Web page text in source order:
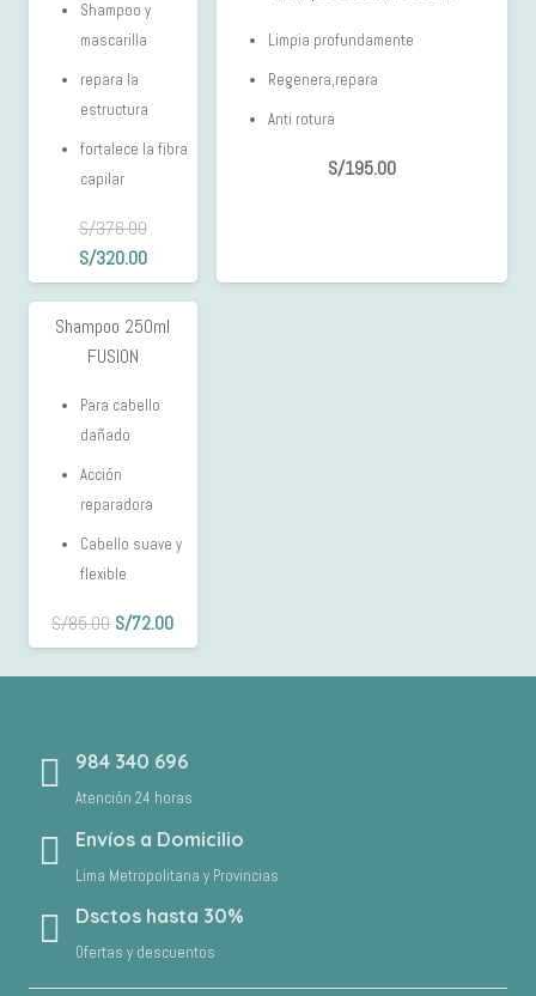
S/250.00.S/165.00.
Shampoo y
mascarilla
repara la
estructura
fortalece la fibra
capilar
S/376.00
El
precio
original
era:
S/320.00El
precio
actual
Limpia profundamente
Regenera,repara
Anti rotura
S/195.00
15%
Shampoo 250ml
FUSION
Para cabello
dañado
Acción
reparadora
Cabello suave y
flexible
S/85.00 El
precio
original
S/72.00El
precio
actual
984 340 696
Atención 24 horas
Envíos a Domicilio
Lima Metropolitana y Provincias
Dsctos hasta 30%
Ofertas y descuentos